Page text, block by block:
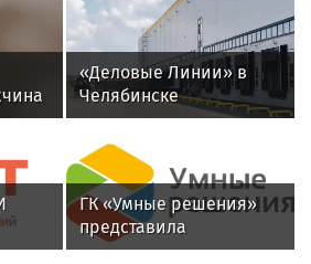
«Деловые Линии» в
Челябинске
переезжают на новый
адрес
ГК «Умные решения»
представила
комплексный подход